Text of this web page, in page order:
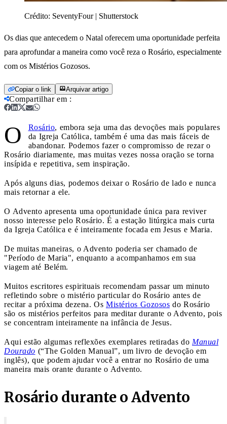
Crédito: SeventyFour | Shutterstock
Os dias que antecedem o Natal oferecem uma oportunidade perfeita
para aprofundar a maneira como você reza o Rosário, especialmente
com os Mistérios Gozosos.
Copiar o link Arquivar artigo
Compartilhar em :
O Rosário, embora seja uma das devoções mais populares
da Igreja Católica, também é uma das mais fáceis de
abandonar. Podemos fazer o compromisso de rezar o
Rosário diariamente, mas muitas vezes nossa oração se torna
insípida e repetitiva, sem inspiração.
Após alguns dias, podemos deixar o Rosário de lado e nunca
mais retornar a ele.
O Advento apresenta uma oportunidade única para reviver
nosso interesse pelo Rosário. É a estação litúrgica mais curta
da Igreja Católica e é inteiramente focada em Jesus e Maria.
De muitas maneiras, o Advento poderia ser chamado de
"Período de Maria", enquanto a acompanhamos em sua
viagem até Belém.
Muitos escritores espirituais recomendam passar um minuto
refletindo sobre o mistério particular do Rosário antes de
recitar a próxima dezena. Os Mistérios Gozosos do Rosário
são os mistérios perfeitos para meditar durante o Advento, pois
se concentram inteiramente na infância de Jesus.
Aqui estão algumas reflexões exemplares retiradas do Manual
Dourado (“The Golden Manual”, um livro de devoção em
inglês), que podem ajudar você a entrar no Rosário de uma
maneira mais orante durante o Advento.
Rosário durante o Advento